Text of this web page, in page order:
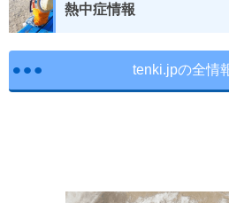
熱中症情報
tenki.jpの全情